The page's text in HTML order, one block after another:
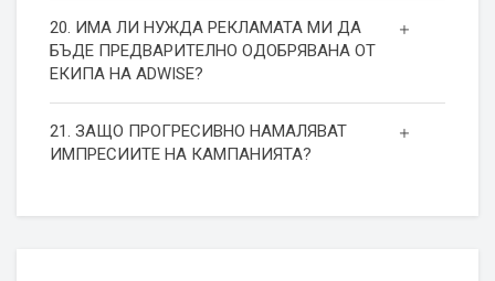
20. ИМА ЛИ НУЖДА РЕКЛАМАТА МИ ДА
БЪДЕ ПРЕДВАРИТЕЛНО ОДОБРЯВАНА ОТ
ЕКИПА НА ADWISE?
21. ЗАЩО ПРОГРЕСИВНО НАМАЛЯВАТ
ИМПРЕСИИТЕ НА КАМПАНИЯТА?